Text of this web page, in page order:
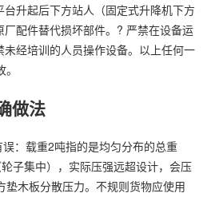
升起后下方站人（固定式升降机下方
配件替代损坏部件。? 严禁在设备运
经培训的人员操作设备。以上任何一
做法
：载重2吨指的是均匀分布的总重
子集中），实际压强远超设计，会压
垫木板分散压力。不规则货物应使用